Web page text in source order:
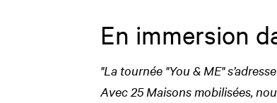
En immersion
"La tournée "You & ME"
Avec 25 Maisons mobilisées,